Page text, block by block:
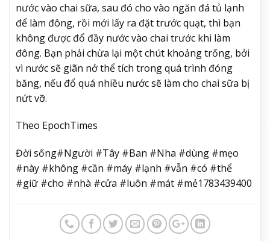
nước vào chai sữa, sau đó cho vào ngăn đá tủ lạnh
để làm đông, rồi mới lấy ra đặt trước quạt, thì bạn
không được đổ đầy nước vào chai trước khi làm
đông. Bạn phải chừa lại một chút khoảng trống, bởi
vì nước sẽ giãn nở thể tích trong quá trình đóng
băng, nếu đổ quá nhiều nước sẽ làm cho chai sữa bị
nứt vỡ.
Theo EpochTimes
Đời sống#Người #Tây #Ban #Nha #dùng #mẹo
#này #không #cần #máy #lạnh #vẫn #có #thể
#giữ #cho #nhà #cửa #luôn #mát #mẻ1783439400